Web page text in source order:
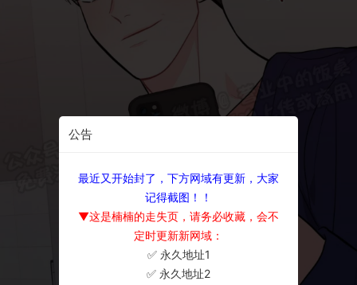
公告
最近又开始封了，下方网域有更新，大家
记得截图！！
▼这是楠楠的走失页，请务必收藏，会不
定时更新新网域：
✅ 永久地址1
✅ 永久地址2